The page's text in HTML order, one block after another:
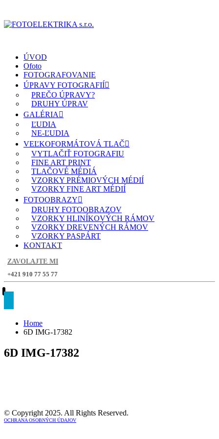
ÚVOD
Ofoto
FOTOGRAFOVANIE
ÚPRAVY FOTOGRAFIÍ
PREČO ÚPRAVY?
DRUHY ÚPRAV
GALÉRIA
ĽUDIA
NE-ĽUDIA
VEĽKOFORMÁTOVÁ TLAČ
VYTLAČIŤ FOTOGRAFIU
FINE ART PRINT
TLAČOVÉ MÉDIÁ
VZORKY PRÉMIOVÝCH MÉDIÍ
VZORKY FINE ART MÉDIÍ
FOTOOBRAZY
DRUHY FOTOOBRAZOV
VZORKY HLINÍKOVÝCH RÁMOV
VZORKY DREVENÝCH RÁMOV
VZORKY PASPÁRT
KONTAKT
ZAVOLAJTE MI
+421 910 77 55 77
Home
6D IMG-17382
6D IMG-17382
© Copyright 2025. All Rights Reserved.
OCHRANA OSOBNÝCH ÚDAJOV